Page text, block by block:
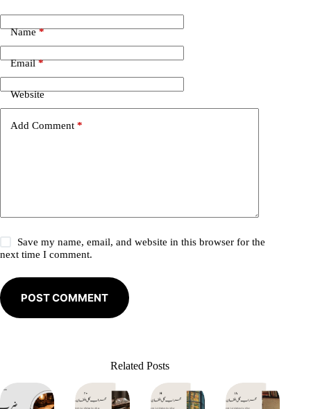
Name*
Email*
Website
Add Comment *
Save my name, email, and website in this browser for the
next time I comment.
POST COMMENT
t
e
t
i
Related Posts